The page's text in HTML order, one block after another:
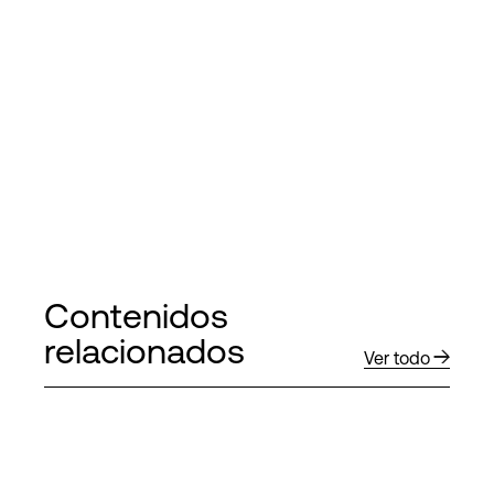
Contenidos
relacionados
Ver todo